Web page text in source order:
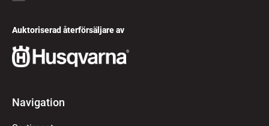
Auktoriserad återförsäljare av
Navigation